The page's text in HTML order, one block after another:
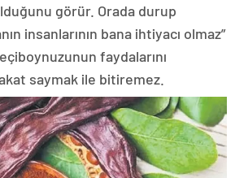
görür. Orada durup
insanlarının bana ihtiyacı olmaz”
faydalarını
saymak ile bitiremez.